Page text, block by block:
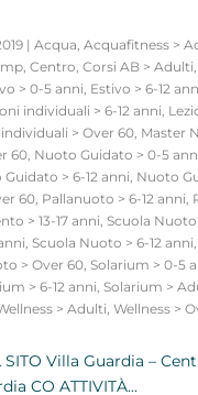
|Acqua,Acquafitness >
,Centro,Corsi AB > Adulti
> 0-5 anni, Estivo > 6-12
individuali > 6-12 anni,
> Over 60, Master
60, Nuoto Guidato > 0-5
> 6-12 anni, Nuoto
60, Pallanuoto > 6-12 anni,
> 13-17 anni,Scuola
,Scuola Nuoto > 6-12 anni
> Over 60,Solarium > 0-5
> 6-12 anni,Solarium >
> Adulti,Wellness >
SITO Villa Guardia –
CO ATTIVITÀ...